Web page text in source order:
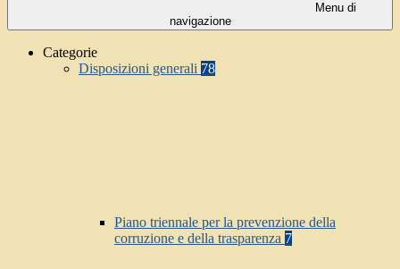
Menu di
navigazione
Categorie
Disposizioni generali 78
Piano triennale per la prevenzione della
corruzione e della trasparenza 7